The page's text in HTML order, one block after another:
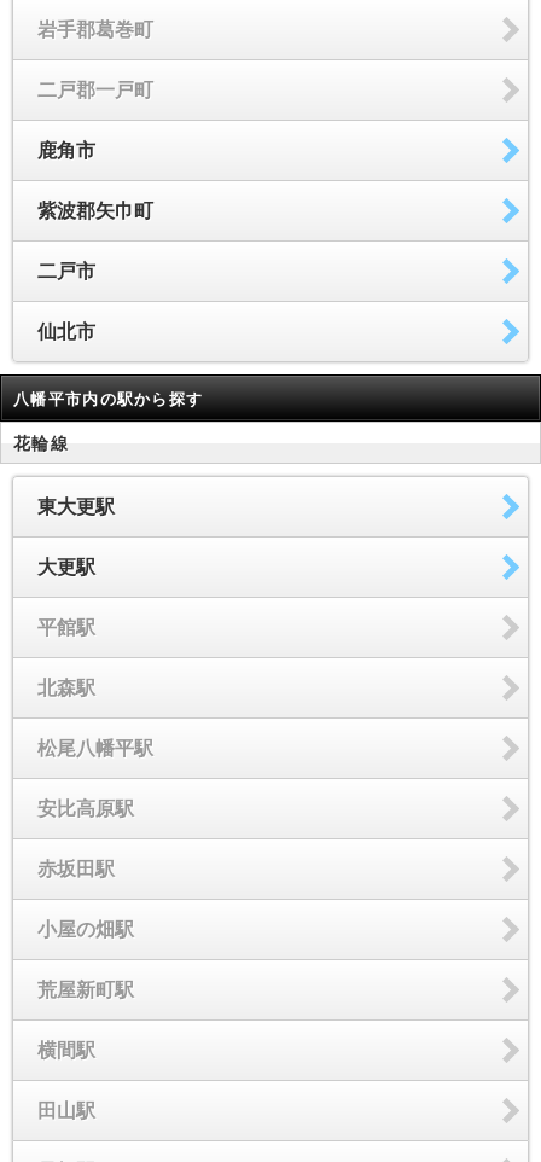
岩手郡葛巻町
二戸郡一戸町
鹿角市
紫波郡矢巾町
二戸市
仙北市
八幡平市内の駅から探す
花輪線
東大更駅
大更駅
平館駅
北森駅
松尾八幡平駅
安比高原駅
赤坂田駅
小屋の畑駅
荒屋新町駅
横間駅
田山駅